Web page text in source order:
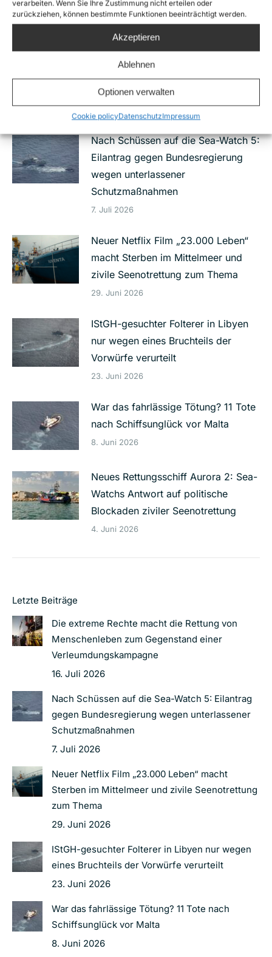
verarbeiten. Wenn Sie Ihre Zustimmung nicht erteilen oder
zurückziehen, können bestimmte Funktionen beeinträchtigt werden.
Akzeptieren
Ablehnen
Optionen verwalten
Cookie policyDatenschutzImpressum
Related Posts
Die extreme Rechte macht die
Verleumdungskampagne
16. Juli 2026
Nach Schüssen auf die Sea-Watch 5:
Eilantrag gegen Bundesregierung
wegen unterlassener
Schutzmaßnahmen
7. Juli 2026
Neuer Netflix Film „23.000 Leben“
macht Sterben im Mittelmeer und
zivile Seenotrettung zum Thema
29. Juni 2026
IStGH-gesuchter Folterer in Libyen
nur wegen eines Bruchteils der
Vorwürfe verurteilt
23. Juni 2026
War das fahrlässige Tötung? 11 Tote
nach Schiffsunglück vor Malta
8. Juni 2026
Neues Rettungsschiff Aurora 2: Sea-
Watchs Antwort auf politische
Blockaden ziviler Seenotrettung
4. Juni 2026
Letzte Beiträge
Die extreme Rechte macht die Rettung von
Menschenleben zum Gegenstand einer
Verleumdungskampagne
16. Juli 2026
Nach Schüssen auf die Sea-Watch 5: Eilantrag
gegen Bundesregierung wegen unterlassener
Schutzmaßnahmen
7. Juli 2026
Neuer Netflix Film „23.000 Leben“ macht
Sterben im Mittelmeer und zivile Seenotrettung
zum Thema
29. Juni 2026
IStGH-gesuchter Folterer in Libyen nur wegen
eines Bruchteils der Vorwürfe verurteilt
23. Juni 2026
War das fahrlässige Tötung? 11 Tote nach
Schiffsunglück vor Malta
8. Juni 2026